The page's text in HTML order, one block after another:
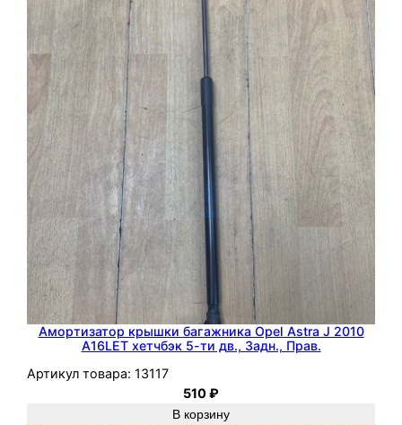
a
2
1
0
6
X
E
R
е
Амортизатор крышки багажника Opel Astra J 2010
A16LET хетчбэк 5-ти дв., Задн., Прав.
Артикул товара: 13117
510₽
В корзину